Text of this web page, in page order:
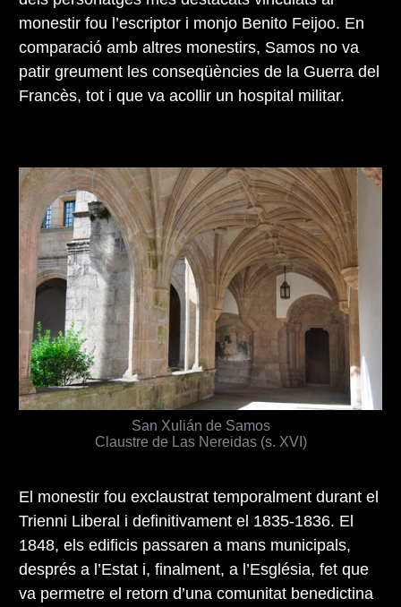
monestir fou l’escriptor i monjo Benito Feijoo. En
comparació amb altres monestirs, Samos no va
patir greument les conseqüències de la Guerra del
Francès, tot i que va acollir un hospital militar.
El monestir fou exclaustrat temporalment durant el
Trienni Liberal i definitivament el 1835-1836. El
1848, els edificis passaren a mans municipals,
després a l’Estat i, finalment, a l’Església, fet que
va permetre el retorn d’una comunitat benedictina
San Xulián de Samos
Claustre de Las Nereidas (s. XVI)